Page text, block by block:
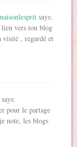
says:
lien vers ton blog
, regardé et
says:
pour le partage
note, les blogs